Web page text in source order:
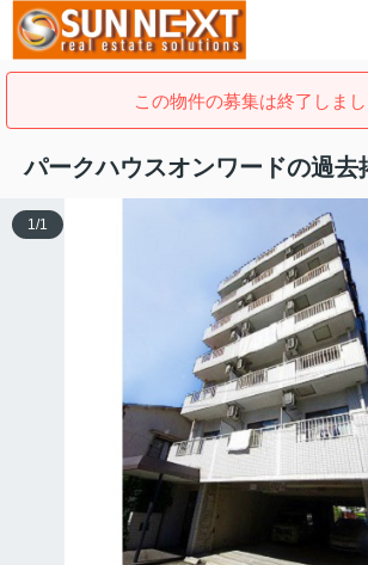
この物件の募集は終了しまし
パークハウスオンワードの過去
1/1